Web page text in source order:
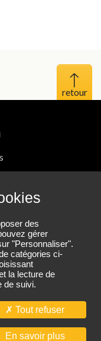
des
gérer
"Personnaliser".
catégories ci-
la lecture de
de suivi.
Tout refuser
En savoir plus
Haut
réservés.